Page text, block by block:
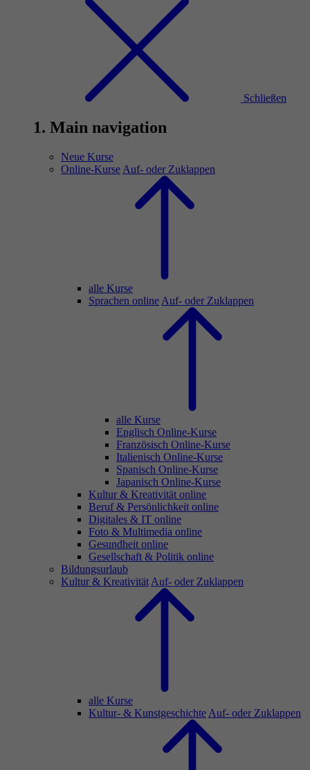
Schließen
1. Main navigation
Neue Kurse
Online-Kurse Auf- oder Zuklappen
alle Kurse
Sprachen online Auf- oder Zuklappen
alle Kurse
Englisch Online-Kurse
Französisch Online-Kurse
Italienisch Online-Kurse
Spanisch Online-Kurse
Japanisch Online-Kurse
Kultur & Kreativität online
Beruf & Persönlichkeit online
Digitales & IT online
Foto & Multimedia online
Gesundheit online
Gesellschaft & Politik online
Bildungsurlaub
Kultur & Kreativität Auf- oder Zuklappen
alle Kurse
Kultur- & Kunstgeschichte Auf- oder Zuklappen